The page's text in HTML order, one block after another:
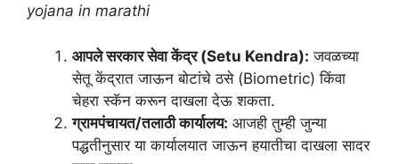
yojana in marathi
आपले सरकार सेवा केंद्र (Setu Kendra): जवळच्या
सेतू केंद्रात जाऊन बोटांचे ठसे (Biometric) किंवा
चेहरा स्कॅन करून दाखला देऊ शकता.
ग्रामपंचायत/तलाठी कार्यालय: आजही तुम्ही जुन्या
पद्धतीनुसार या कार्यालयात जाऊन हयातीचा दाखला सादर